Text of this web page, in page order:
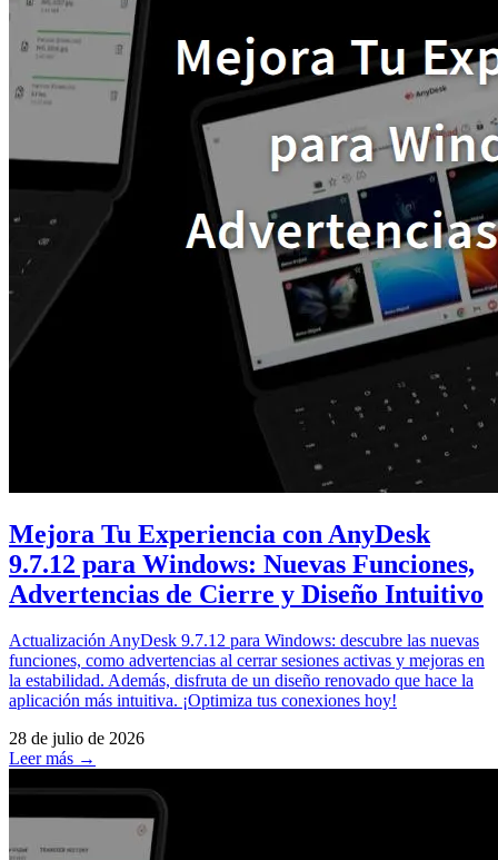
Mejora Tu Experiencia con AnyDesk
9.7.12 para Windows: Nuevas Funciones,
Advertencias de Cierre y Diseño Intuitivo
Actualización AnyDesk 9.7.12 para Windows: descubre las nuevas
funciones, como advertencias al cerrar sesiones activas y mejoras en
la estabilidad. Además, disfruta de un diseño renovado que hace la
aplicación más intuitiva. ¡Optimiza tus conexiones hoy!
28 de julio de 2026
Leer más →